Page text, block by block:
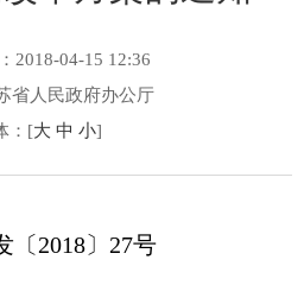
2018-04-15 12:36
省人民政府办公厅
：[大 中 小]
〔2018〕27号